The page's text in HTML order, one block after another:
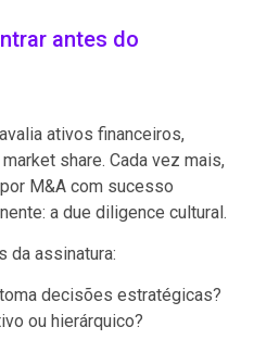
antes do
ativos financeiros,
share. Cada vez mais,
M&A com sucesso
a due diligence cultural.
da assinatura:
decisões estratégicas?
ou hierárquico?